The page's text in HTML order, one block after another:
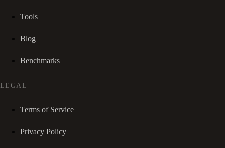
Tools
Blog
Benchmarks
LEGAL
Terms of Service
Privacy Policy